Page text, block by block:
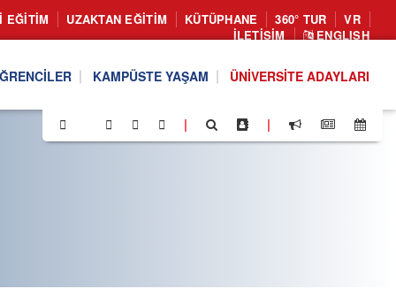
EĞITIM UZAKTAN EĞITIM KÜTÜPHANE 360° TUR
VR
İLETIŞIM
ENGLISH
KAMPÜSTE YAŞAM ÜNIVERSITE ADAYLARI
| |